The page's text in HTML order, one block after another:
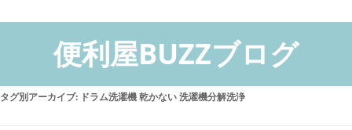
タグ別アーカイブ: ドラム洗濯機 乾かない 洗濯機分解洗浄